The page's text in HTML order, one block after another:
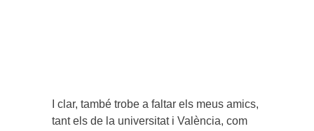
I clar, també trobe a faltar els meus amics,
tant els de la universitat i València, com